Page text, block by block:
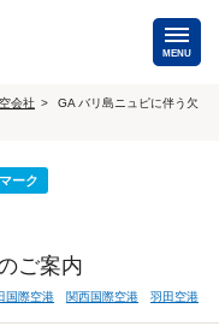
MENU
・就労ビザ
・Wi-Fiレンタル
会社
GA バリ島ニュピに伴う欠
ーク
ご案内
国際空港 関西国際空港 羽田空港